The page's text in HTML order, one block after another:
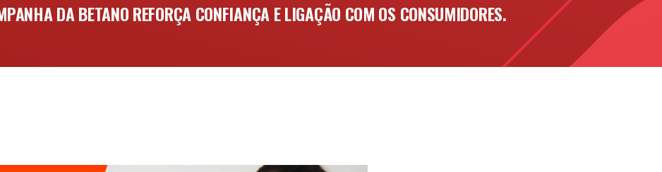
DA BETANO REFORÇA CONFIANÇA E LIGAÇÃO COM OS CONSUMIDORES.